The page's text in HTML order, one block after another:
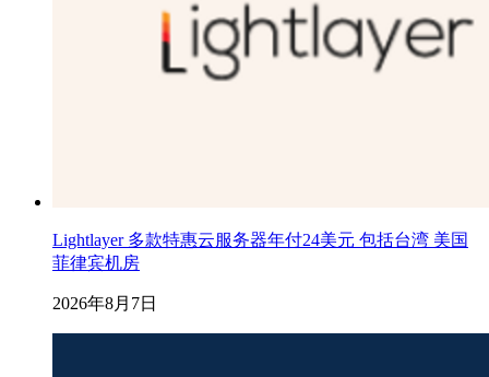
Lightlayer 多款特惠云服务器年付24美元 包括台湾 美国
菲律宾机房
2026年8月7日